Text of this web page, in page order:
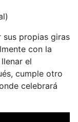
sus propias giras
con la
el
cumple otro
celebrará